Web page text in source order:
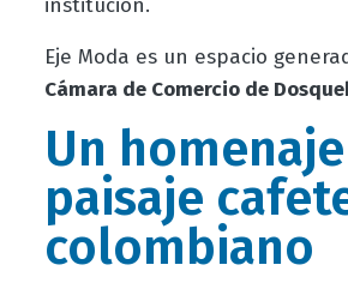
institución.
Eje Moda es un espacio
Cámara de Comercio de
Un
paisaje
colombiano